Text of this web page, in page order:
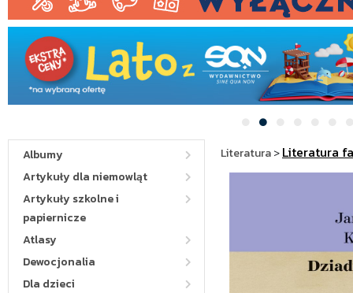
Albumy
Artykuły dla niemowląt
Artykuły szkolne i
papiernicze
Atlasy
Dewocjonalia
Dla dzieci
Literatura>Literatura